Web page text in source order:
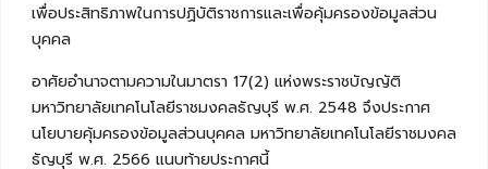
เพื่อประสิทธิภาพในการปฏิบัติราชการและเพื่อคุ้มครองข้อมูลส่วน
บุคคล
อาศัยอำนาจตามความในมาตรา 17(2) แห่งพระราชบัญญัติ
มหาวิทยาลัยเทคโนโลยีราชมงคลธัญบุรี พ.ศ. 2548 จึงประกาศ
นโยบายคุ้มครองข้อมูลส่วนบุคคล มหาวิทยาลัยเทคโนโลยีราชมงคล
ธัญบุรี พ.ศ. 2566 แนบท้ายประกาศนี้